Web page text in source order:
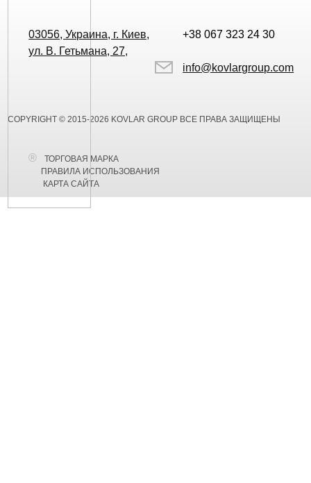
03056, Украина, г. Киев,
ул. В. Гетьмана, 27,
+38 067 323 24 30
info@kovlargroup.com
COPYRIGHT © 2015-2026 KOVLAR GROUP ВСЕ ПРАВА ЗАЩИЩЕНЫ
ТОРГОВАЯ МАРКА
ПРАВИЛА ИСПОЛЬЗОВАНИЯ
КАРТА САЙТА